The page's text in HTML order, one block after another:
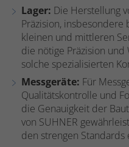
Lager: Die Herstellung
Präzision,
kleinen und mittleren
die nötige Präzision
solche spezialisierten
Messgeräte: Für
Qualitätskontrolle und
die Genauigkeit der
von SUHNER
den strengen Standards